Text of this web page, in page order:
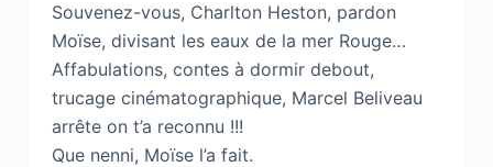
Souvenez-vous, Charlton Heston, pardon
Moïse, divisant les eaux de la mer Rouge…
Affabulations, contes à dormir debout,
trucage cinématographique, Marcel Beliveau
arrête on t’a reconnu !!!
Que nenni, Moïse l’a fait.